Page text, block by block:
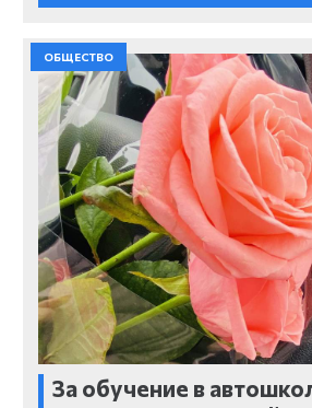
ОБЩЕСТВО
За обучение в